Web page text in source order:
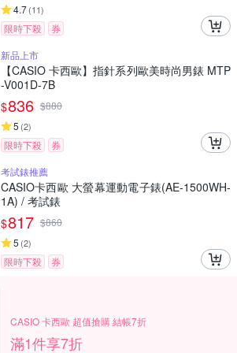
4.7(11)
限時下殺
券
新品上市
【CASIO 卡西歐】指針系列歐美時尚男錶 MTP
-V001D-7B
$836 $880
5 (2)
限時下殺
券
考試錶推薦
CASIO卡西歐 大螢幕運動電子錶(AE-1500WH-
1A) / 考試錶
$817 $860
5 (2)
限時下殺 券
CASIO 卡西歐 超值搶購 結帳7折
滿1件享7折